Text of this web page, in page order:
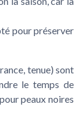
pour préserver
tenue) sont
le temps de
peaux noires